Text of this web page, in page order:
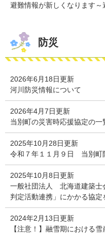
避難情報が新しくなります～
防災
2026年6月18日更新
河川防災情報について
2026年4月7日更新
当別町の災害時応援協定の一
2025年10月28日更新
令和７年１１月９日 当別町
2025年10月8日更新
一般社団法人 北海道建築士
判定活動連携」にかかる協定
2024年2月13日更新
【注意！】融雪期における